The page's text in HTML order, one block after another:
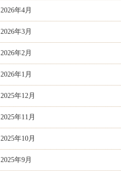
2026年4月
2026年3月
2026年2月
2026年1月
2025年12月
2025年11月
2025年10月
2025年9月